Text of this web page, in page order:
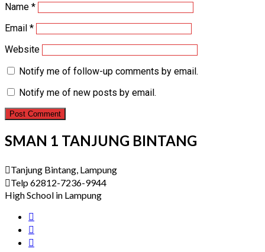
Name *
Email *
Website
Notify me of follow-up comments by email.
Notify me of new posts by email.
SMAN 1 TANJUNG BINTANG
Tanjung Bintang, Lampung
Telp 62812-7236-9944
High School in Lampung